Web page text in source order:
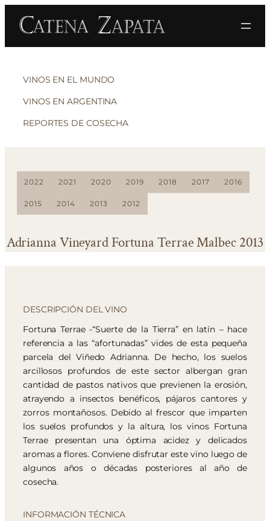
VINOS EN EL MUNDO
VINOS EN ARGENTINA
REPORTES DE COSECHA
2022 2021 2020 2019 2018 2017 2016
2015 2014 2013 2012
Adrianna Vineyard Fortuna Terrae Malbec 2013
DESCRIPCIÓN DEL VINO
Fortuna Terrae -“Suerte de la Tierra” en latín – hace
referencia a las “afortunadas” vides de esta pequeña
parcela del Viñedo Adrianna. De hecho, los suelos
arcillosos profundos de este sector albergan gran
cantidad de pastos nativos que previenen la erosión,
atrayendo a insectos benéficos, pájaros cantores y
zorros montañosos. Debido al frescor que imparten
los suelos profundos y la altura, los vinos Fortuna
Terrae presentan una óptima acidez y delicados
aromas a flores. Conviene disfrutar este vino luego de
algunos años o décadas posteriores al año de
cosecha.
INFORMACIÓN TÉCNICA